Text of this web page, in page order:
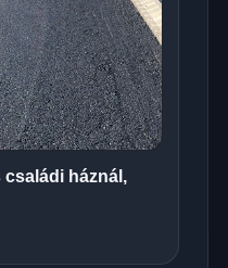
családi háznál,